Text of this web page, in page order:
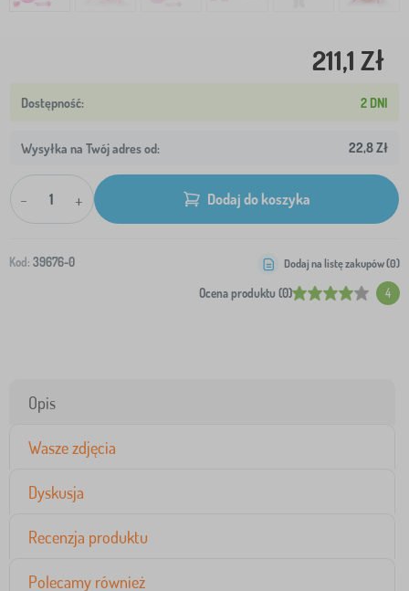
211,1 Zł
2 DNI
Wysyłka na Twój adres od: 22,8 Zł
- + Dodaj do koszyka
Kod: 39676-0
Ocena produktu (0) 4
Dodaj na listę zakupów (0)
Opis
Wasze zdjęcia
Dyskusja
Recenzja produktu
Polecamy również